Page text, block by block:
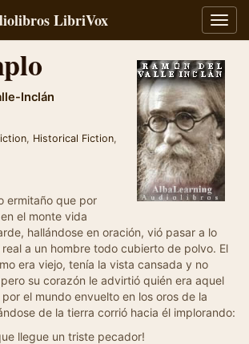
LibriVox
Inclán
, Historical Fiction,
ermitaño que por
el monte vida
hallándose en oración, vió pasar a lo
a un hombre todo cubierto de polvo. El
era viejo, tenía la vista cansada y no
su corazón le advirtió quién era aquel
el mundo envuelto en los oros de la
de la tierra corrió hacia él implorando:
llegue un triste pecador!